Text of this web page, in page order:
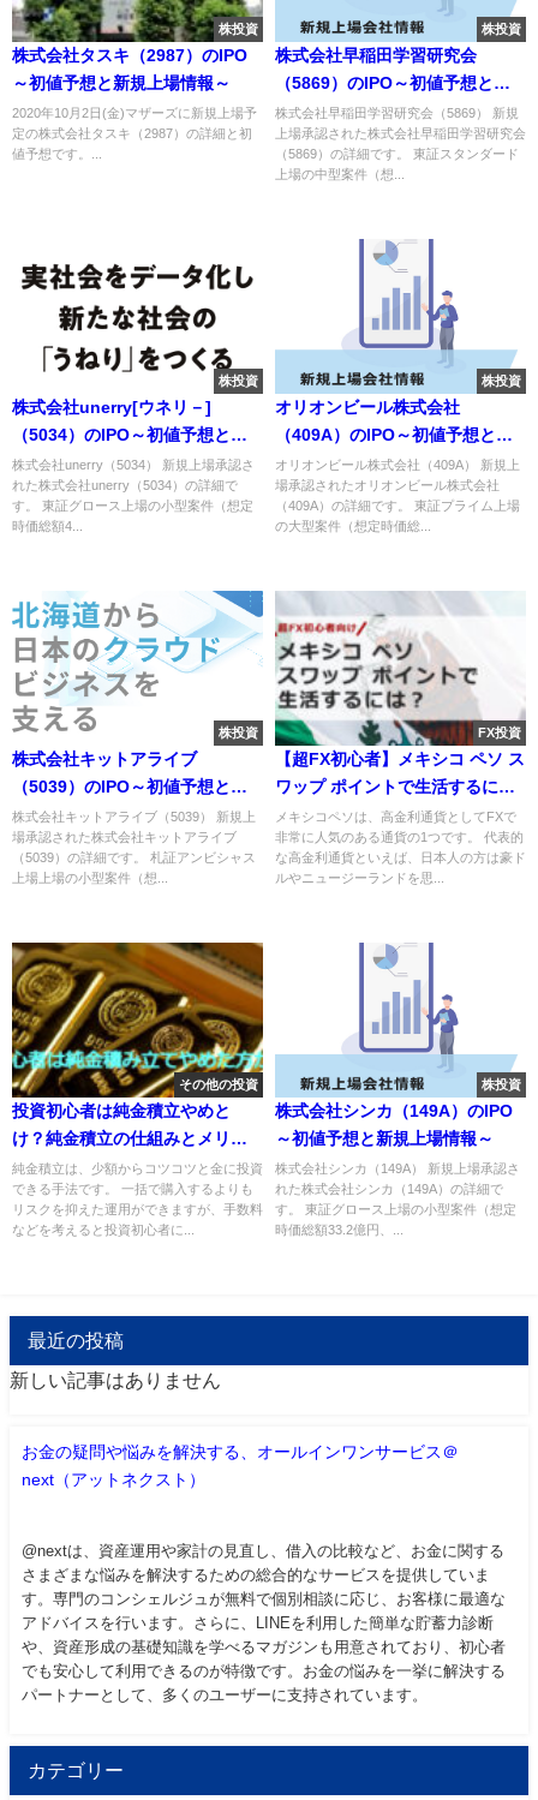
株投資
株式会社タスキ（2987）のIPO
～初値予想と新規上場情報～
2020年10月2日(金)マザーズに新規上場予
定の株式会社タスキ（2987）の詳細と初
値予想です。...
株投資
株式会社早稲田学習研究会
（5869）のIPO～初値予想と新
規上場情報～
株式会社早稲田学習研究会（5869） 新規
上場承認された株式会社早稲田学習研究会
（5869）の詳細です。 東証スタンダード
上場の中型案件（想...
株投資
株式会社unerry[ウネリ－]
（5034）のIPO～初値予想と新
規上場情報～
株式会社unerry（5034） 新規上場承認さ
れた株式会社unerry（5034）の詳細で
す。 東証グロース上場の小型案件（想定
時価総額4...
株投資
オリオンビール株式会社
（409A）のIPO～初値予想と新
規上場情報～
オリオンビール株式会社（409A） 新規上
場承認されたオリオンビール株式会社
（409A）の詳細です。 東証プライム上場
の大型案件（想定時価総...
株投資
株式会社キットアライブ
（5039）のIPO～初値予想と新
規上場情報～
株式会社キットアライブ（5039） 新規上
場承認された株式会社キットアライブ
（5039）の詳細です。 札証アンビシャス
上場上場の小型案件（想...
FX投資
【超FX初心者】メキシコ ペソ ス
ワップ ポイントで生活するに
は？
メキシコペソは、高金利通貨としてFXで
非常に人気のある通貨の1つです。 代表的
な高金利通貨といえば、日本人の方は豪ド
ルやニュージーランドを思...
その他の投資
投資初心者は純金積立やめと
け？純金積立の仕組みとメリッ
ト・デメリットについて解説
純金積立は、少額からコツコツと金に投資
できる手法です。 一括で購入するよりも
リスクを抑えた運用ができますが、手数料
などを考えると投資初心者に...
株投資
株式会社シンカ（149A）のIPO
～初値予想と新規上場情報～
株式会社シンカ（149A） 新規上場承認さ
れた株式会社シンカ（149A）の詳細で
す。 東証グロース上場の小型案件（想定
時価総額33.2億円、...
最近の投稿
新しい記事はありません
お金の疑問や悩みを解決する、オールインワンサービス＠
next（アットネクスト）
@nextは、資産運用や家計の見直し、借入の比較など、お金に関する
さまざまな悩みを解決するための総合的なサービスを提供していま
す。専門のコンシェルジュが無料で個別相談に応じ、お客様に最適な
アドバイスを行います。さらに、LINEを利用した簡単な貯蓄力診断
や、資産形成の基礎知識を学べるマガジンも用意されており、初心者
でも安心して利用できるのが特徴です。お金の悩みを一挙に解決する
パートナーとして、多くのユーザーに支持されています。
カテゴリー